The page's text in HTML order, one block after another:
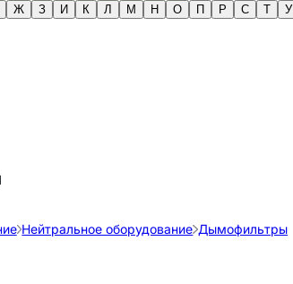
Ж З И К Л М Н О П Р С Т У
Нейтральное оборудование Дымофильтры